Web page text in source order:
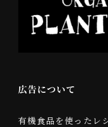
広告について
有機食品を使ったレ